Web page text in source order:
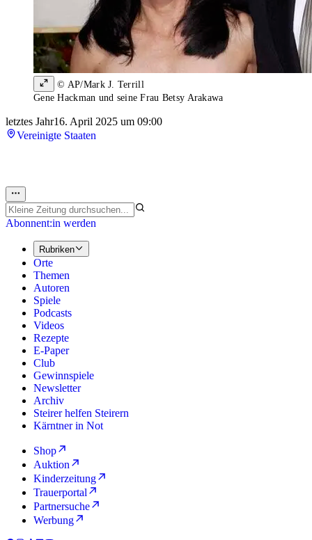
© AP/Mark J. Terrill
Gene Hackman und seine Frau Betsy Arakawa
letztes Jahr16. April 2025 um 09:00
Vereinigte Staaten
Abonnent:in werden
Rubriken
Orte
Themen
Autoren
Spiele
Podcasts
Videos
Rezepte
E-Paper
Club
Gewinnspiele
Newsletter
Archiv
Steirer helfen Steirern
Kärntner in Not
Shop
Auktion
Kinderzeitung
Trauerportal
Partnersuche
Werbung